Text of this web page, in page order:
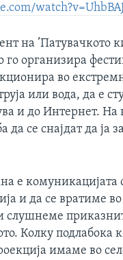
на ’Патувачкото
организира
во
или вода, да е
и до Интернет. На
да се снајдат да ја
е
и да се вратиме
слушнеме
Колку подлабока
имаме во